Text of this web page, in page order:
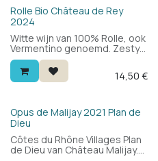
Bio
Rolle Bio Château de Rey
2024
Witte wijn van 100% Rolle, ook
Vermentino genoemd. Zesty,
fris en rond. Drink hem bij
gegrilde vis, kreeft, harde
kazen en zelfs asperges.14,50 €
HVE
Opus de Malijay 2021 Plan de
Dieu
Côtes du Rhône Villages Plan
de Dieu van Château Malijay.